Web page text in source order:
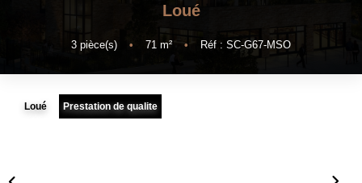
Nos Services
FAIRE GÉRER
Loué
3 pièce(s) • 71 m² • Réf : SC-G67-MSO
Loué Prestation de qualite